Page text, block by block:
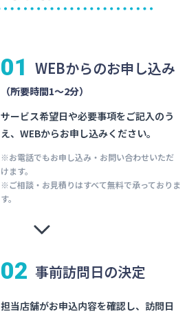
01 WEBからのお申し込み
（所要時間1〜2分）
サービス希望日や必要事項をご記入のう
え、WEBからお申し込みください。
※お電話でもお申し込み・お問い合わせいただ
けます。
※ご相談・お見積りはすべて無料で承っておりま
す。
02 事前訪問日の決定
担当店舗がお申込内容を確認し、訪問日